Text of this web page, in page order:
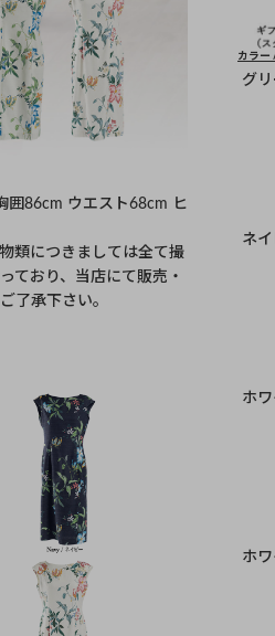
囲86cm ウエスト68cm ヒ
類につきましては全て撮
ており、当店にて販売・
了承下さい。
カラー
グリ
ネ
ホ
ホ